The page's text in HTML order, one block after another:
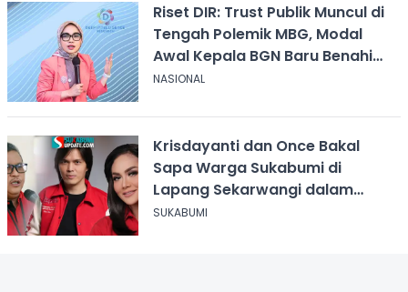
Riset DIR: Trust Publik Muncul di
Tengah Polemik MBG, Modal
Awal Kepala BGN Baru Benahi
Program
NASIONAL
Krisdayanti dan Once Bakal
Sapa Warga Sukabumi di
Lapang Sekarwangi dalam
Rangka Hari ASI Sedunia
SUKABUMI